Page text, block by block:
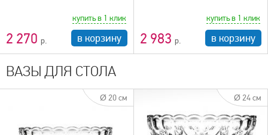
2 270
купить в 1 клик
в корзину 2 983
купить в 1 клик
в корзину
ВАЗЫ ДЛЯ СТОЛА
Ø 20 см Ø 24 см